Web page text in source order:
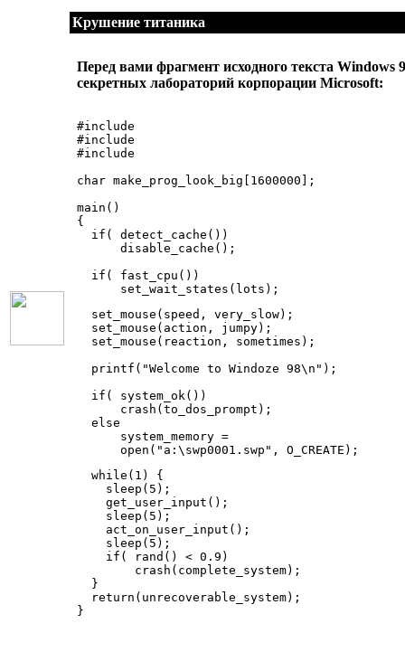
Крушение титаника
Перед вами фрагмент исходного текста
секретных лабораторий корпорации Microsoft:
#include
#include
#include
char make_prog_look_big[1600000];
main()
{
  if( detect_cache())
      disable_cache();
  if( fast_cpu())
  set_mouse(speed, very_slow);
  set_mouse(action, jumpy);
  set_mouse(reaction, sometimes);
  printf("Welcome to Windoze 98\n");
  if( system_ok())
      crash(to_dos_prompt);
  else
      system_memory =
  while(1) {
    sleep(5);
    get_user_input();
    sleep(5);
    act_on_user_input();
    sleep(5);
    if( rand() < 0.9)
        crash(complete_system);
  }
  return(unrecoverable_system);